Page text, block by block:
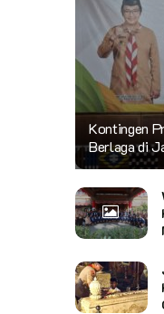
Kontingen
Berlaga di